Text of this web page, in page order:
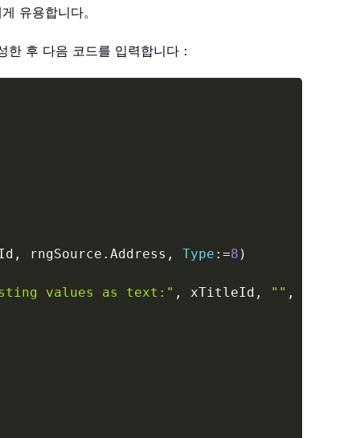
유용합니다。
한 후 다음 코드를 입력합니다：
, rngSource . Address , Type : =8 )
values as text:" , xTitleId , "" ,